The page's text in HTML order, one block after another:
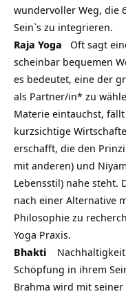
wundervoller Weg, die
Sein`s zu integrieren.
Raja Yoga
Oft sagt
scheinbar bequemen
es bedeutet, eine der
als Partner/in* zu
Materie eintauchst,
kurzsichtige
erschafft, die den
mit anderen) und
Lebensstil) nahe steht.
nach einer Alternative
Philosophie zu
Yoga Praxis.
Bhakti Nachhaltigkeit
Schöpfung in ihrem
Brahma wird mit